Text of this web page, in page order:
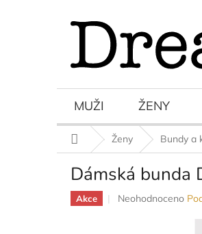
MUŽI ŽENY
Domů Ženy Bundy a
Dámská bunda
Akce
Průměrné
Neohodnoceno